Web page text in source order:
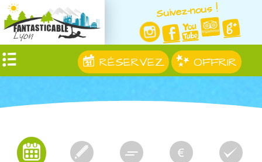
Suivez-nous !
RÉSERVEZ OFFRIR